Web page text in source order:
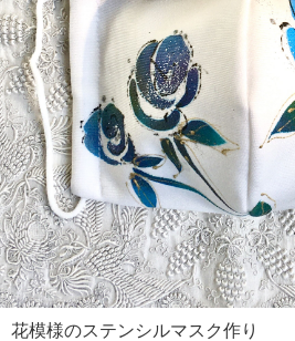
花模様のステンシルマスク作り